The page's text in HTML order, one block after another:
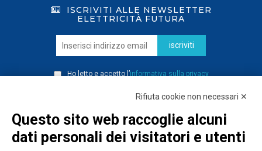
ISCRIVITI ALLE NEWSLETTER
ELETTRICITÀ FUTURA
iscriviti
Ho letto e accetto l’informativa sulla privacy
Rifiuta cookie non necessari ✕
Questo sito web raccoglie alcuni
dati personali dei visitatori e utenti